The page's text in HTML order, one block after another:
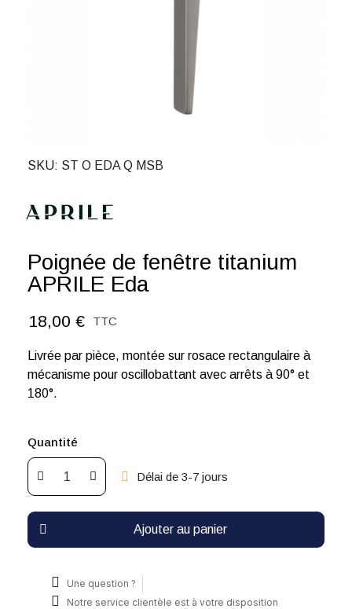
SKU ST O EDA Q MSB
Poignée de fenêtre titanium
APRILE Eda
18,00 € TTC
Livrée par pièce, montée sur rosace rectangulaire à
mécanisme pour oscillobattant avec arrêts à 90° et
180°.
Quantité
Délai de 3-7 jours
Ajouter au panier
Une question ?
Notre service clientèle est à votre disposition